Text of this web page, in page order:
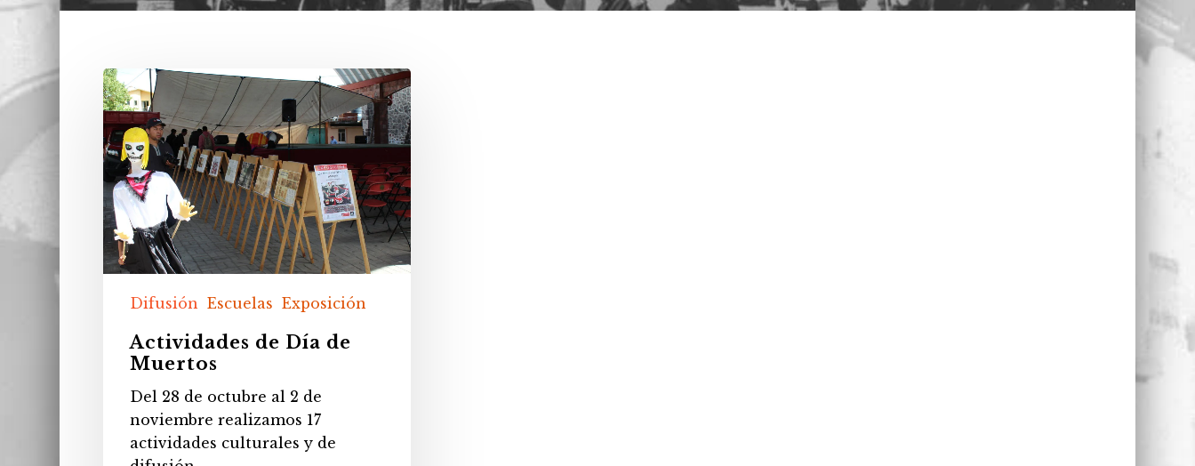
Actividades
de
Día
de
Muertos
Difusión Escuelas Exposición
Actividades de Día de
Muertos
Del 28 de octubre al 2 de
noviembre realizamos 17
actividades culturales y de